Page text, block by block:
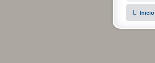
Inicio